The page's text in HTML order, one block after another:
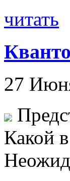
читать
27
Какой